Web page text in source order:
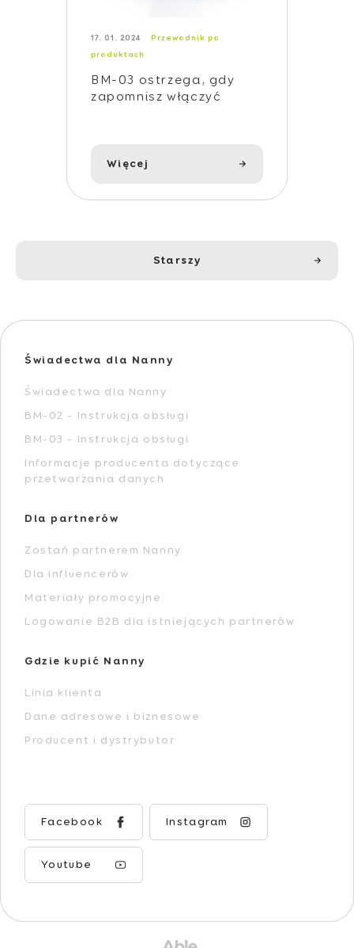
17. 01. 2024 Przewodnik po
produktach
BM-03 ostrzega, gdy
zapomnisz włączyć
Więcej
Starszy
Świadectwa dla Nanny
Świadectwa dla Nanny
BM-02 - Instrukcja obsługi
BM-03 - Instrukcja obsługi
Informacje producenta dotyczące
przetwarzania danych
Dla partnerów
Zostań partnerem Nanny
Dla influencerów
Materiały promocyjne
Logowanie B2B dla istniejących partnerów
Gdzie kupić Nanny
Linia klienta
Dane adresowe i biznesowe
Producent i dystrybutor
Facebook Instagram
Youtube